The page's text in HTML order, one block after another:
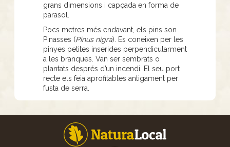
grans dimensions i capçada en forma de
parasol.
Pocs metres més endavant, els pins son
Pinasses (Pinus nigra). Es coneixen per les
pinyes petites inserides perpendicularment
a les branques. Van ser sembrats o
plantats després d’un incendi. El seu port
recte els feia aprofitables antigament per
fusta de serra.